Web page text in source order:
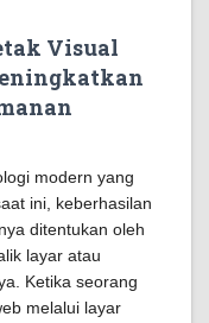
Visual
modern yang
ini, keberhasilan
ditentukan oleh
layar atau
Ketika seorang
melalui layar